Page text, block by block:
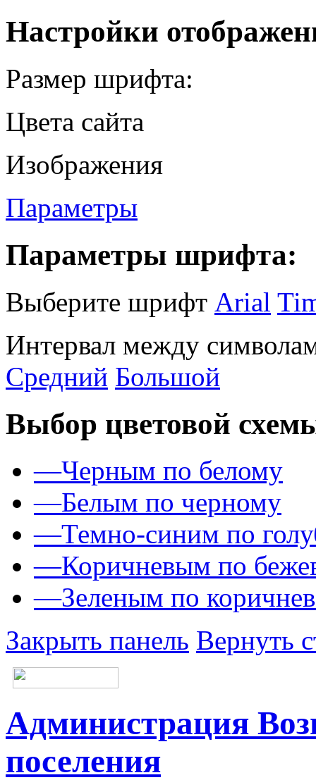
Настройки
Размер шрифта:
Цвета сайта
Изображения
Параметры
Параметры шрифта:
Выберите шрифт Arial
Интервал между
Средний Большой
Выбор цветовой
—Черным по белому
—Белым по черному
—Темно-синим по
—Коричневым по
—Зеленым по
Закрыть панель Вернуть
Администрация
поселения